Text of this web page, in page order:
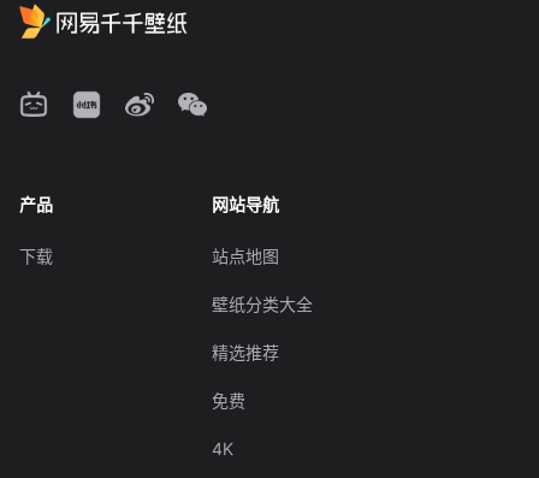
产品
下载
网站导航
站点地图
壁纸分类大全
精选推荐
免费
4K